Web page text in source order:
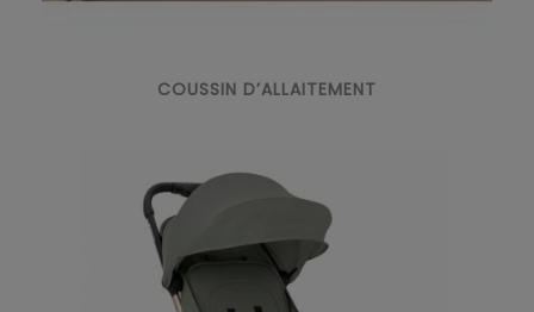
COUSSIN D’ALLAITEMENT